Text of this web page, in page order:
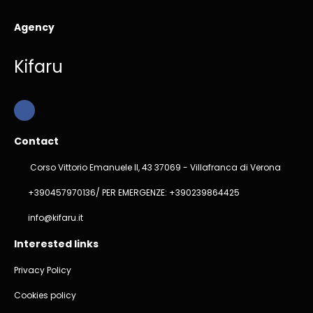
Agency
Kifaru
Contact
Corso Vittorio Emanuele II, 43 37069 - Villafranca di Verona
+390457970136/ PER EMERGENZE: +390239864425
info@kifaru.it
Interested links
Privacy Policy
Cookies policy